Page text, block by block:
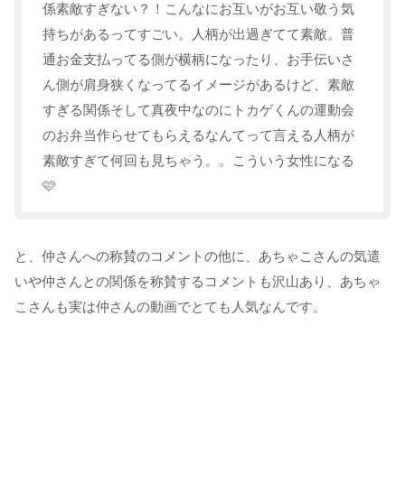
係素敵すぎない？！こんなにお互いがお互い敬う気
持ちがあるってすごい。人柄が出過ぎてて素敵。普
通お金支払ってる側が横柄になったり、お手伝いさ
ん側が肩身狭くなってるイメージがあるけど、素敵
すぎる関係そして真夜中なのにトカゲくんの運動会
のお弁当作らせてもらえるなんてって言える人柄が
素敵すぎて何回も見ちゃう。。こういう女性になる
🩷
と、仲さんへの称賛のコメントの他に、あちゃこさんの気遣
いや仲さんとの関係を称賛するコメントも沢山あり、あちゃ
こさんも実は仲さんの動画でとても人気なんです。